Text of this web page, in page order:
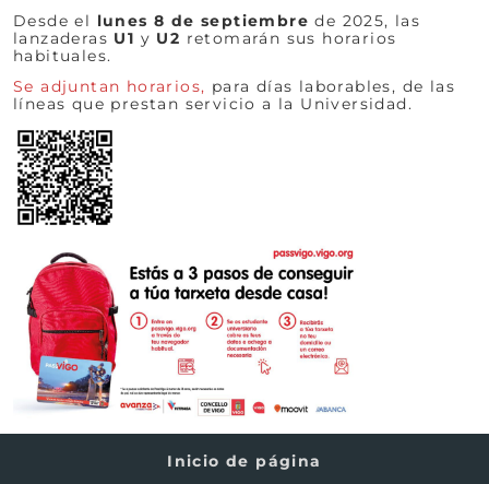
Desde el lunes 8 de septiembre de 2025, las
lanzaderas U1 y U2 retomarán sus horarios
habituales.
Se adjuntan horarios, para días laborables, de las
líneas que prestan servicio a la Universidad.
Inicio de página